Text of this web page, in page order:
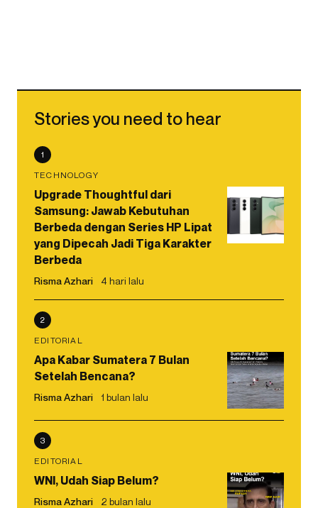
Stories you need to hear
1
TECHNOLOGY
Upgrade Thoughtful dari
Samsung: Jawab Kebutuhan
Berbeda dengan Series HP Lipat
yang Dipecah Jadi Tiga Karakter
Berbeda
Risma Azhari 4 hari lalu
2
EDITORIAL
Apa Kabar Sumatera 7 Bulan
Setelah Bencana?
Risma Azhari 1 bulan lalu
3
EDITORIAL
WNI, Udah Siap Belum?
Risma Azhari 2 bulan lalu